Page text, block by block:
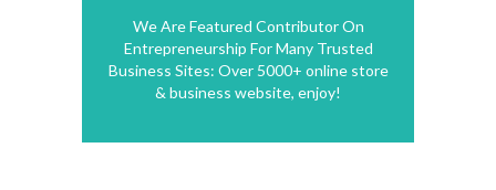
We Are Featured Contributor On
Entrepreneurship For Many Trusted
Business Sites: Over 5000+ online store
& business website, enjoy!